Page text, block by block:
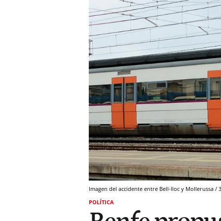
Imagen del accidente entre Bell-lloc y Mollerussa /
POLÍTICA